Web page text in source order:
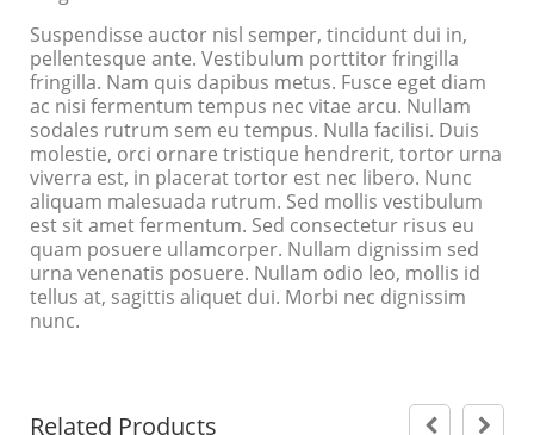
Suspendisse auctor nisl semper, tincidunt dui in,
pellentesque ante. Vestibulum porttitor fringilla
fringilla. Nam quis dapibus metus. Fusce eget diam
ac nisi fermentum tempus nec vitae arcu. Nullam
sodales rutrum sem eu tempus. Nulla facilisi. Duis
molestie, orci ornare tristique hendrerit, tortor urna
viverra est, in placerat tortor est nec libero. Nunc
aliquam malesuada rutrum. Sed mollis vestibulum
est sit amet fermentum. Sed consectetur risus eu
quam posuere ullamcorper. Nullam dignissim sed
urna venenatis posuere. Nullam odio leo, mollis id
tellus at, sagittis aliquet dui. Morbi nec dignissim
nunc.
Related Products